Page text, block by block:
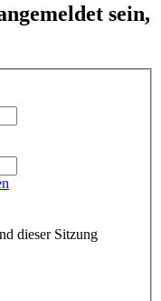
sein,
dieser Sitzung